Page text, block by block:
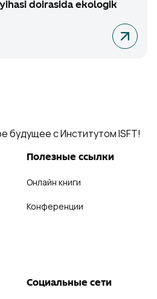
doirasida ekologik
будущее с Институтом ISFT!
Полезные ссылки
Онлайн книги
Конференции
Социальные сети